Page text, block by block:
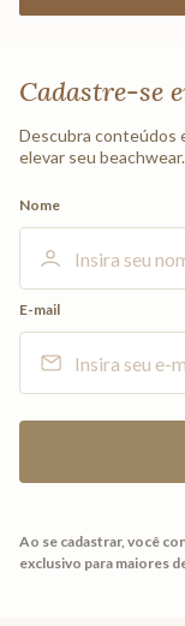
Cadastre-se
Descubra conteúdos
elevar seu beachwear.
Nome
E-mail
Ao se cadastrar, você
exclusivo para maiores